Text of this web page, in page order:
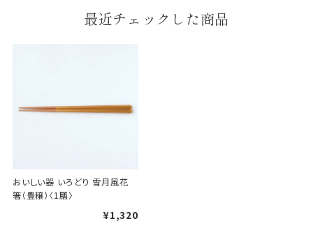
段ボールの上から熨斗紙・包
装紙をかける簡易包装（天掛
最近チェックした商品
おいしい器 いろどり 雪月風花
箸（豊穣）〈1膳〉
¥1,320